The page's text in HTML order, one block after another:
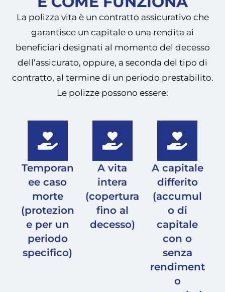
La polizza vita è un contratto assicurativo che
garantisce un capitale o una rendita ai
beneficiari designati al momento del decesso
dell’assicurato, oppure, a seconda del tipo di
contratto, al termine di un periodo prestabilito.
Le polizze possono essere:
Temporan
ee caso
morte
(protezion
e per un
periodo
specifico)
A vita
intera
(copertura
fino al
decesso)
A capitale
differito
(accumul
o di
capitale
con o
senza
rendiment
o